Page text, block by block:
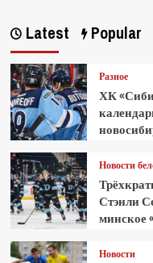
Latest Popular
Разное
ХК
Новости
Стэнли
минское
Новости